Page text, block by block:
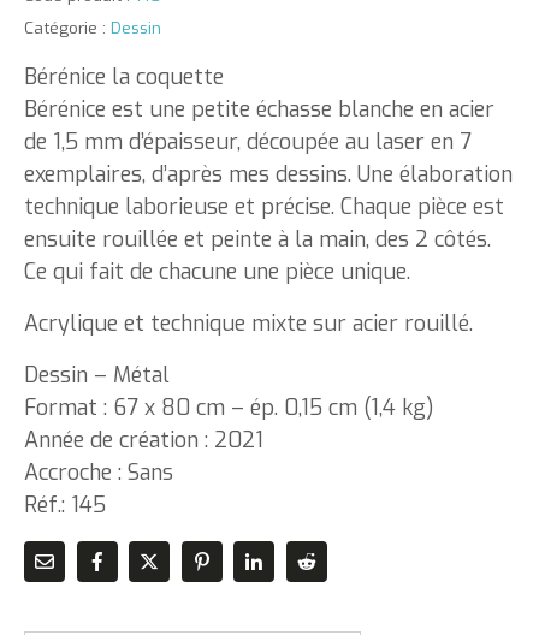
Catégorie : Dessin
Bérénice la coquette
Bérénice est une petite échasse blanche en acier
de 1,5 mm d’épaisseur, découpée au laser en 7
exemplaires, d’après mes dessins. Une élaboration
technique laborieuse et précise. Chaque pièce est
ensuite rouillée et peinte à la main, des 2 côtés.
Ce qui fait de chacune une pièce unique.
Acrylique et technique mixte sur acier rouillé.
Dessin – Métal
Format : 67 x 80 cm – ép. 0,15 cm (1,4 kg)
Année de création : 2021
Accroche : Sans
Réf.: 145